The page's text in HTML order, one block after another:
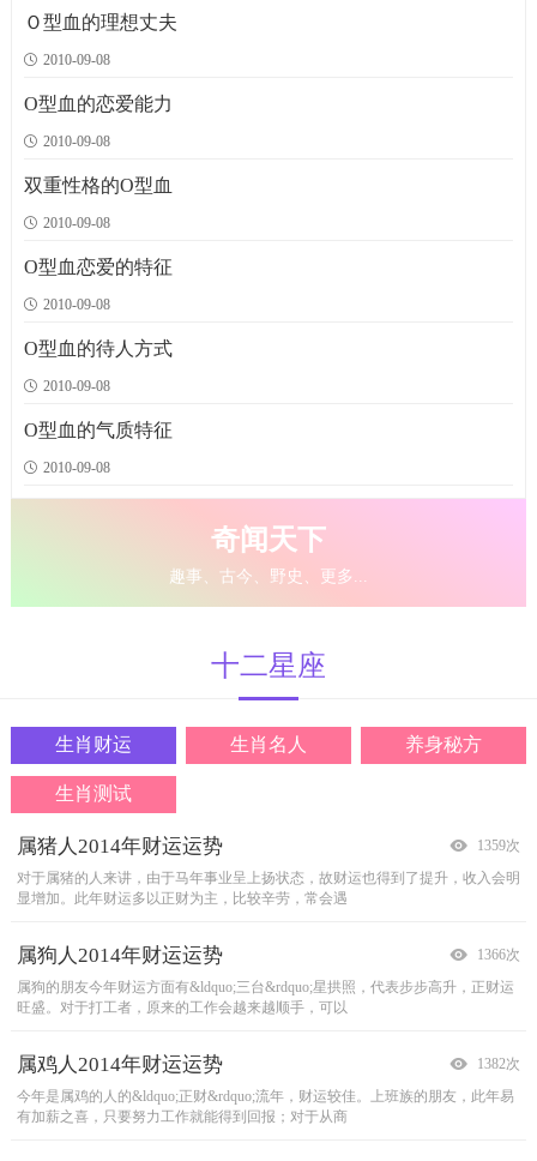
古代五行阵法是怎么回事?喜欢看《三国演义》、《精忠岳飞》、《杨门女
五行算命查询的方法介绍
天相术网为大家整理了是五行算命查询的方法，一起
间的五行相生相克。现在八字网为大家介绍的是五行
解说五行相生的规律
解说五行相生的规律 五行相生，是一个因果链条。我们讲木生火，火生土，
五行属土的相生相克关系
水克火，火克金，金克木，想知道五行中属土的相生
你心爱的她，是温柔体贴的标准情人？还是冷若冰霜、对你爱理不理的坏情
谈情说爱的注意事项
人？12生肖的人在面对爱情时的态度与个性为何？让大
女人打交道了，那么男士们该掌握哪些诀窍来如何追
12生肖男生爱情弱点
想了解你的她对爱情会做出什么让你不开心的行为但是是自己还是迷迷糊糊不知
十二生肖的恋爱物语
对方不安的心，所以，应该要穿着轻快，活泼的服装
你和另一半未来的宝宝能成为优秀的、聪明的、可爱的吗?你想要一个天才宝宝
不宜结婚的六种生肖配对组合
似剑抽。玉兔逢龙门外客，金鸡遇犬泪相流。莫道阴
业经营方面，更是遇到很多麻烦。
12生肖配对的三合六合六冲六害
三合：三合是种&ldquo;明合&rdquo;，光明正大地合。就是三个生肖的吉配。于
十二属相婚配组合禁忌
光女家住不停留。
生肖蛇的桃花位在南方。 已婚的生肖蛇感情平平，但要尽量避免夫妻之
2010年生肖龙如何旺桃花
爱上则要在感情培养上多下功夫；需要注意的是，7
感情难以稳定，夫妻、恋人之间多有异心，此为夫妻
2010年生肖虎如何旺桃花
生肖虎的桃花位在东方。 生肖虎的中青年朋友进入2010年，感情方面波
2010年生肖鼠如何旺桃花
姻感情不利。尤其是已婚的朋友，在此流年内要注意
Ｏ型血的理想丈夫
2010-09-08
O型血的恋爱能力
2010-09-08
双重性格的O型血
2010-09-08
O型血恋爱的特征
2010-09-08
O型血的待人方式
2010-09-08
O型血的气质特征
2010-09-08
奇闻天下
趣事、古今、野史、更多...
十二星座
生肖财运 生肖名人 养身秘方
生肖测试
属猪人2014年财运运势
1359次
对于属猪的人来讲，由于马年事业呈上扬状态，故财运也得到了提升，收入会明
显增加。此年财运多以正财为主，比较辛劳，常会遇
属狗人2014年财运运势
1366次
属狗的朋友今年财运方面有&ldquo;三台&rdquo;星拱照，代表步步高升，正财运
旺盛。对于打工者，原来的工作会越来越顺手，可以
属鸡人2014年财运运势
1382次
今年是属鸡的人的&ldquo;正财&rdquo;流年，财运较佳。上班族的朋友，此年易
有加薪之喜，只要努力工作就能得到回报；对于从商
金庸笔下十二生肖奇男子
2367次
鼠 - 明教厚土旗掌旗使颜垣书中描绘：&ldquo;颜垣放下阿二，向张无忌一躬
身，又从墙洞中钻了出去，倏来倏去，便如是一头肥肥
金庸笔下十二生肖奇女子
2355次
NO.1 鼠&mdash;&mdash;温青青老鼠过街，人人喊打。所以老鼠是见不得光
的，只能终日躲在黑暗的地洞中。人说鼠目寸光，从小慧
生肖广告创意
2339次
&ldquo;我属牛，牛牛牛；我属虎，虎虎虎&hellip;&hellip;我属鼠，鼠鼠鼠
&rdquo;，新版&ldquo;恒源祥十二生肖贺岁广告&r
十二生肖养生秘方
1453次
生肖鼠先天适应环境的能力很强，精力充沛，活力旺盛，平常很少生病，但是
一旦生病就很难再爬起来；所以不要忽略身体
养生秘方[猪]
1418次
猪 吃东西要懂得节制，少喝酒，小心肾脏方面的疾病，更不要熬夜和暴饮
暴食，因而伤害身体。
十二时辰养生秘诀
1396次
养生学家根据古代百岁寿星的养生经验，将良好的生活方式与规律作息结合，制
定了一日十二时辰养生法。明代石室道人称为“二六
测测你会嫁给谁？
1610次
爱情是盲目的，没有爱情是孤独的！在这个恋爱的时代，如果你还是单身，就赶
快给自己做一个简单的通体大检查，一分钟之内揪出
十二生肖心理测试
1567次
1 心理测试邪门的心理测试，不过有高达98%的准确率，不信试试！很诡异喔!!
我已经试过了,很准,真的很准,至少很
十二生肖心理测试
1516次
1 心理测试邪门的心理测试，不过有高达98%的准确率，不信试试！很诡异喔!!
我已经试过了,很准,真的很准,至少很